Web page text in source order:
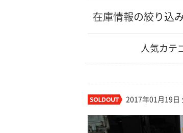
在庫情報の絞り込
人気カテ
2017年01月19日